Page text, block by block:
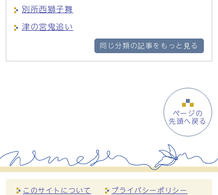
別所西獅子舞
津の宮鬼追い
同じ分類の記事をもっと見る
ページの
先頭へ戻る
このサイトについて プライバシーポリシー